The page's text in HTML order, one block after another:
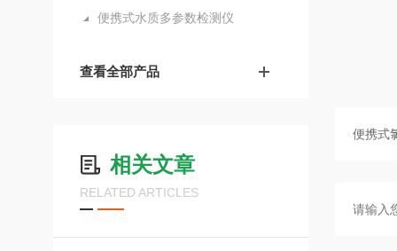
便携式水质多参数检测仪
查看全部产品
相关文章
RELATED ARTICLES